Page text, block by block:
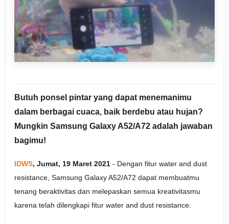
Butuh ponsel pintar yang dapat menemanimu
dalam berbagai cuaca, baik berdebu atau hujan?
Mungkin Samsung Galaxy A52/A72 adalah jawaban
bagimu!
IDWS, Jumat, 19 Maret 2021 - Dengan fitur water and dust
resistance, Samsung Galaxy A52/A72 dapat membuatmu
tenang beraktivitas dan melepaskan semua kreativitasmu
karena telah dilengkapi fitur water and dust resistance.